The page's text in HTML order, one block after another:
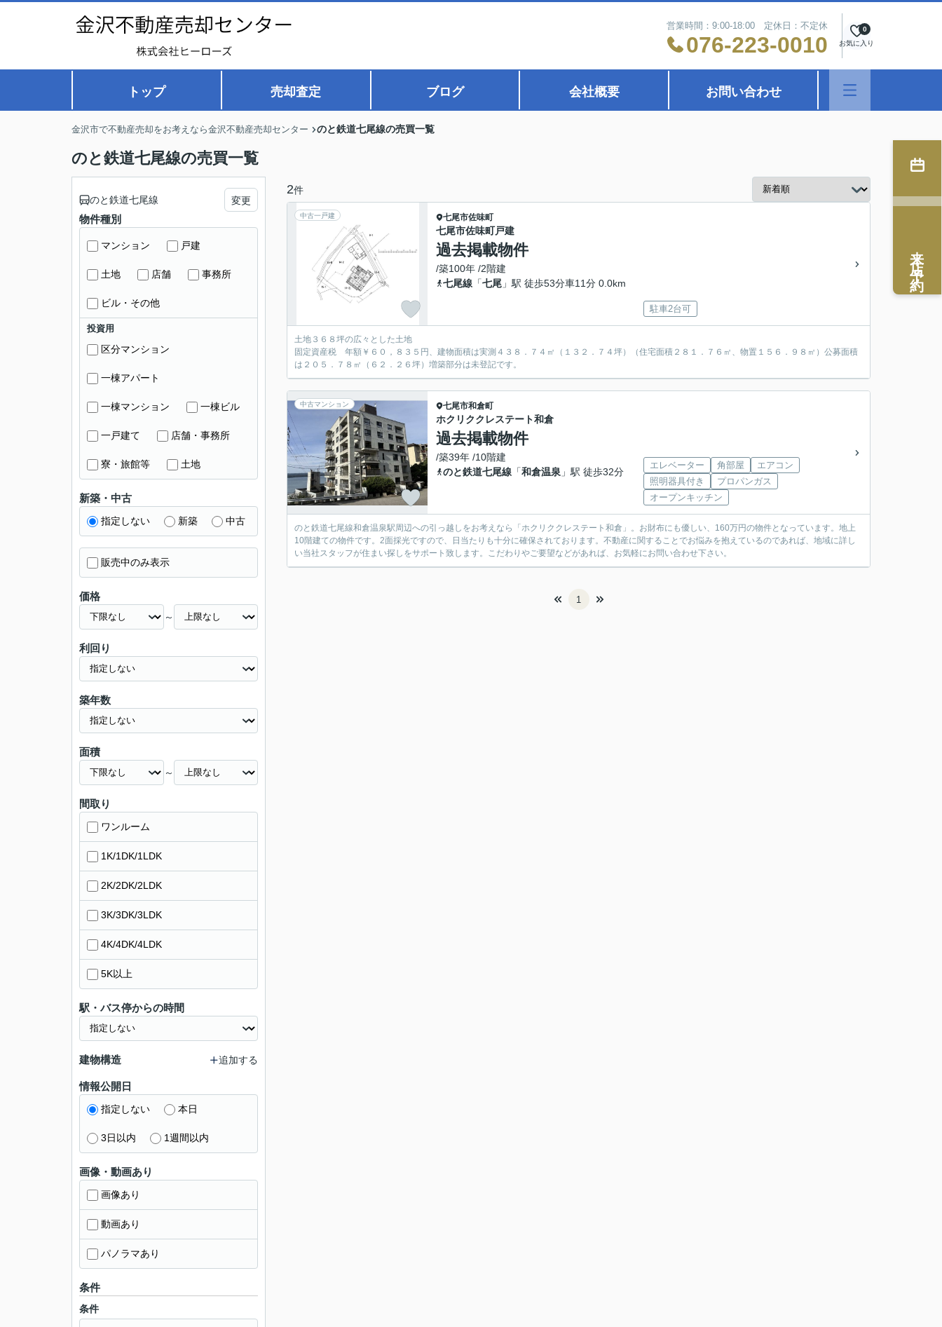
営業時間：9:00-18:00 定休日：不定休
076-223-0010 お気に入り
0
トップ 売却査定 ブログ 会社概要 お問い合わせ
金沢市で不動産売却をお考えなら金沢不動産売却センター のと鉄道七尾線の売買一覧
のと鉄道七尾線の売買一覧
2件
中古一戸建 七尾市佐味町
七尾市佐味町戸建
過去掲載物件
/築100年 /2階建
七尾線 「七尾 」駅 徒歩53分車11分 0.0km
駐車2台可
土地３６８坪の広々とした土地
固定資産税 年額￥６０，８３５円、建物面積は実測４３８．７４㎡（１３２．７４坪）（住宅面積２８１．７６㎡、物置１５６．９８㎡）公募面積
は２０５．７８㎡（６２．２６坪）増築部分は未登記です。
中古マンション 七尾市和倉町
ホクリククレステート和倉
過去掲載物件
/築39年 /10階建
のと鉄道七尾線 「和倉温泉 」駅 徒歩32分
エレベーター 角部屋
エアコン
照明器具付き
プロパンガス
オープンキッチン
のと鉄道七尾線和倉温泉駅周辺への引っ越しをお考えなら「ホクリククレステート和倉」。お財布にも優しい、160万円の物件となっています。地上
10階建ての物件です。2面採光ですので、日当たりも十分に確保されております。不動産に関することでお悩みを抱えているのであれば、地域に詳し
い当社スタッフが住まい探しをサポート致します。こだわりやご要望などがあれば、お気軽にお問い合わせ下さい。
1
のと鉄道七尾線 変更
物件種別
マンション 戸建
土地 店舗 事務所
ビル・その他
投資用
区分マンション
一棟アパート
一棟マンション 一棟ビル
一戸建て 店舗・事務所
寮・旅館等 土地
新築・中古
指定しない 新築 中古
販売中のみ表示
価格
～
利回り
築年数
面積
～
間取り
ワンルーム
1K/1DK/1LDK
2K/2DK/2LDK
3K/3DK/3LDK
4K/4DK/4LDK
5K以上
駅・バス停からの時間
建物構造 追加する
情報公開日
指定しない 本日
3日以内 1週間以内
画像・動画あり
画像あり
動画あり
パノラマあり
条件
条件
来店予約